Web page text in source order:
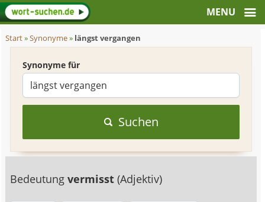
Start»Synonyme» längst vergangen
Synonyme für
Suchen
Bedeutungvermisst(Adjektiv)